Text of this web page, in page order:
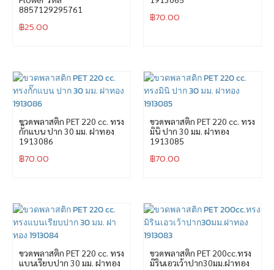
8857129295761
฿25.00
฿70.00
ขวดพลาสติก PET 220 cc. ทรง
กั๊กแบน ปาก 30 มม. ฝาทอง
1913086
฿70.00
ขวดพลาสติก PET 220 cc. ทรง
มินิ ปาก 30 มม. ฝาทอง
1913085
฿70.00
ขวดพลาสติก PET 220 cc. ทรง
แบนเรียบปาก 30 มม. ฝาทอง
ขวดพลาสติก PET 200cc.ทรง
มิรินเอวเว้าปาก30มม.ฝาทอง